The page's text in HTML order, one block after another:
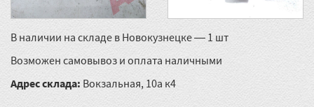
В наличии на складе в Новокузнецке — 1 шт
Возможен самовывоз и оплата наличными
Адрес склада: Вокзальная, 10а к4